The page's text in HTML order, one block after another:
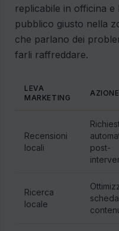
replicabile in officina e
pubblico giusto nella
che parlano dei
farli raffreddare.
LEVA
MARKETING
Recensioni
locali
post-
Ricerca
locale